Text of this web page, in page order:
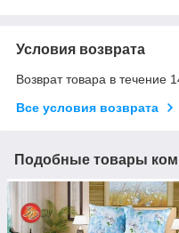
Условия возврата
Возврат товара в течение
Все условия возврата
Подобные товары